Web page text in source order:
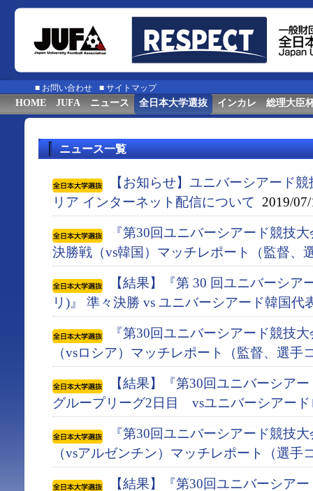
■ お問い合わせ ■ サイトマップ
HOME JUFA ニュース 全日本大学選抜 インカレ 総理大臣
ニュース一覧
【お知らせ】ユニバーシアード
リア インターネット配信について 2019/
『第30回ユニバーシアード競技
決勝戦（vs韓国）マッチレポート（監督、
【結果】『第 30 回ユニバーシア
リ)』 準々決勝 vs ユニバーシアード韓国代
『第30回ユニバーシアード競技
（vsロシア）マッチレポート（監督、選手
【結果】『第30回ユニバーシア
グループリーグ2日目 vsユニバーシアード
『第30回ユニバーシアード競技
（vsアルゼンチン）マッチレポート（選手
【結果】『第30回ユニバーシア